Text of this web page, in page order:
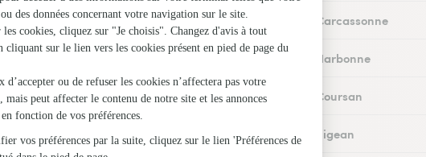
Fleuristes à Carcassonne
Fleuristes à Narbonne
Fleuristes à Coursan
Fleuristes à Sigean